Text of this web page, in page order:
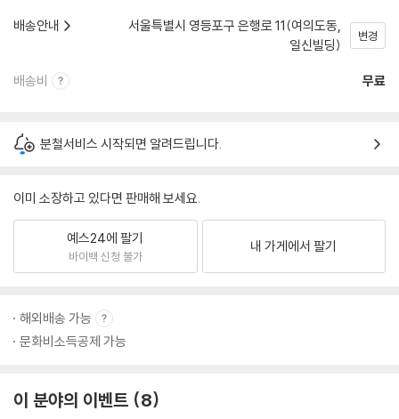
배송안내
서울특별시 영등포구 은행로 11(여의도동,
일신빌딩)
변경
배송비 무료
분철서비스 시작되면 알려드립니다.
이미 소장하고 있다면 판매해 보세요.
예스24에 팔기
바이백 신청 불가
내 가게에서 팔기
해외배송 가능
문화비소득공제 가능
이 분야의 이벤트 8